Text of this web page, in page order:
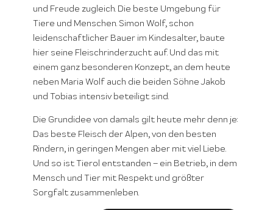
und Freude zugleich. Die beste Umgebung für
Tiere und Menschen. Simon Wolf, schon
leidenschaftlicher Bauer im Kindesalter, baute
hier seine Fleischrinderzucht auf. Und das mit
einem ganz besonderen Konzept, an dem heute
neben Maria Wolf auch die beiden Söhne Jakob
und Tobias intensiv beteiligt sind.
Die Grundidee von damals gilt heute mehr denn je:
Das beste Fleisch der Alpen, von den besten
Rindern, in geringen Mengen aber mit viel Liebe.
Und so ist Tierol entstanden – ein Betrieb, in dem
Mensch und Tier mit Respekt und größter
Sorgfalt zusammenleben.